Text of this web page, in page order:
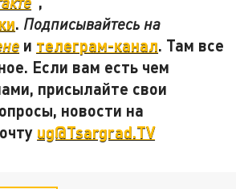
. Подписывайтесь на
и телеграм-канал. Там все
Если вам есть чем
присылайте свои
новости на
ug@Tsargrad.TV